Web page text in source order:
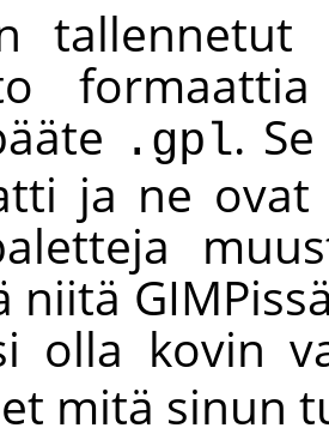
tallennetut
.gpl.
ja ne ovat
niitä GIMP
olla kovin
mitä sinun